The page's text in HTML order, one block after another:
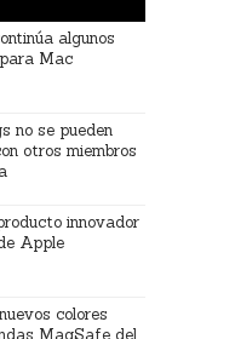
algunos
Mac
no se pueden
otros miembros
innovador
Apple
colores
MagSafe del